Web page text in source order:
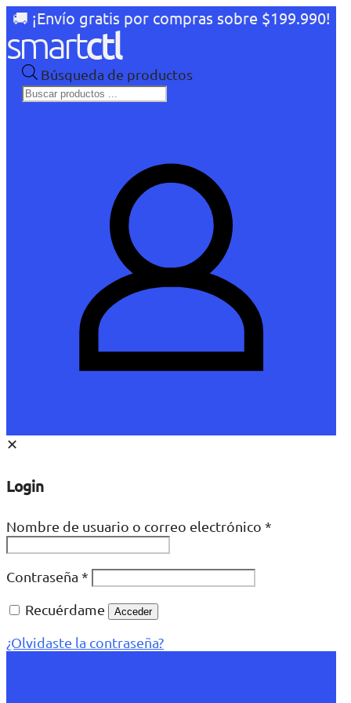
🚚 ¡Envío gratis por compras sobre $199.990!
Búsqueda de productos
✕
Login
Nombre de usuario o correo electrónico *
Contraseña *
Recuérdame
Acceder
¿Olvidaste la contraseña?